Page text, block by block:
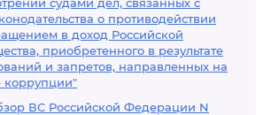
о противодействии
в доход Российской
приобретенного в результате
и запретов, направленных на
коррупции"
ВС Российской Федерации N